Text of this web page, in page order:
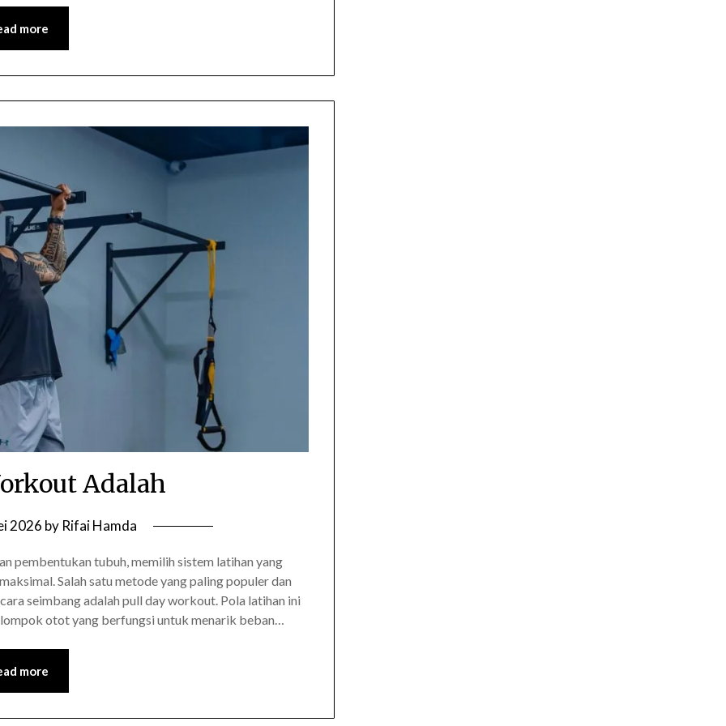
more
Adalah
2026 by Rifai Hamda
pembentukan tubuh, memilih sistem latihan yang
Salah satu metode yang paling populer dan
seimbang adalah pull day workout. Pola latihan ini
otot yang berfungsi untuk menarik beban…
more